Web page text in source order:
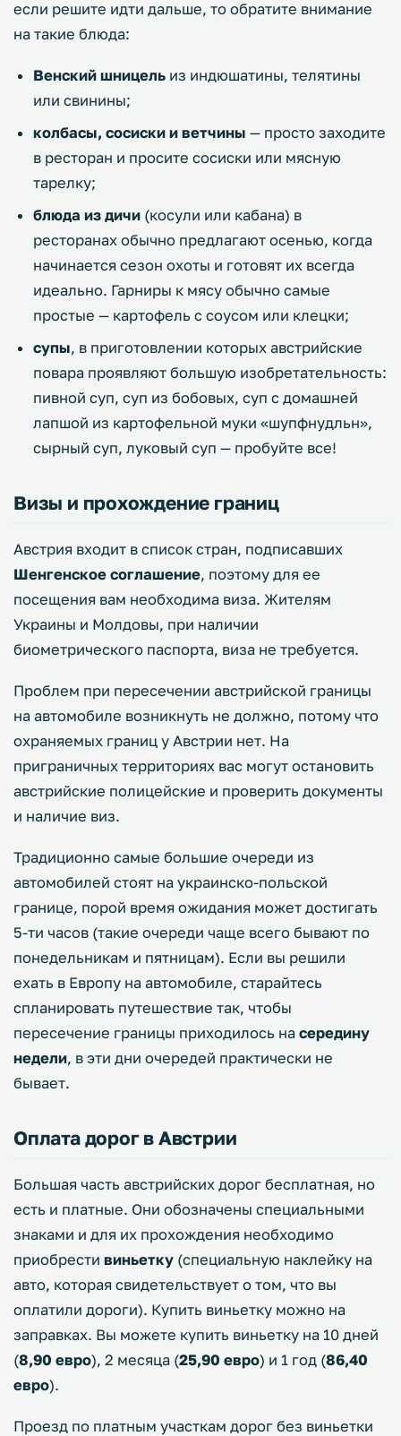
если решите идти дальше, то обратите внимание
на такие блюда:
Венский шницель из индюшатины, телятины
или свинины;
колбасы, сосиски и ветчины — просто заходите
в ресторан и просите сосиски или мясную
тарелку;
блюда из дичи (косули или кабана) в
ресторанах обычно предлагают осенью, когда
начинается сезон охоты и готовят их всегда
идеально. Гарниры к мясу обычно самые
простые — картофель с соусом или клецки;
супы, в приготовлении которых австрийские
повара проявляют большую изобретательность:
пивной суп, суп из бобовых, суп с домашней
лапшой из картофельной муки «шупфнудльн»,
сырный суп, луковый суп — пробуйте все!
Визы и прохождение границ
Австрия входит в список стран, подписавших
Шенгенское соглашение, поэтому для ее
посещения вам необходима виза. Жителям
Украины и Молдовы, при наличии
биометрического паспорта, виза не требуется.
Проблем при пересечении австрийской границы
на автомобиле возникнуть не должно, потому что
охраняемых границ у Австрии нет. На
приграничных территориях вас могут остановить
австрийские полицейские и проверить документы
и наличие виз.
Традиционно самые большие очереди из
автомобилей стоят на украинско-польской
границе, порой время ожидания может достигать
5-ти часов (такие очереди чаще всего бывают по
понедельникам и пятницам). Если вы решили
ехать в Европу на автомобиле, старайтесь
спланировать путешествие так, чтобы
пересечение границы приходилось на середину
недели, в эти дни очередей практически не
бывает.
Оплата дорог в Австрии
Большая часть австрийских дорог бесплатная, но
есть и платные. Они обозначены специальными
знаками и для их прохождения необходимо
приобрести виньетку (специальную наклейку на
авто, которая свидетельствует о том, что вы
оплатили дороги). Купить виньетку можно на
заправках. Вы можете купить виньетку на 10 дней
(8,90 евро), 2 месяца (25,90 евро) и 1 год (86,40
евро).
Проезд по платным участкам дорог без виньетки